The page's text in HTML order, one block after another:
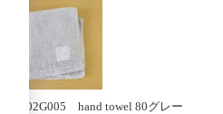
V002G005 hand towel 80グレー